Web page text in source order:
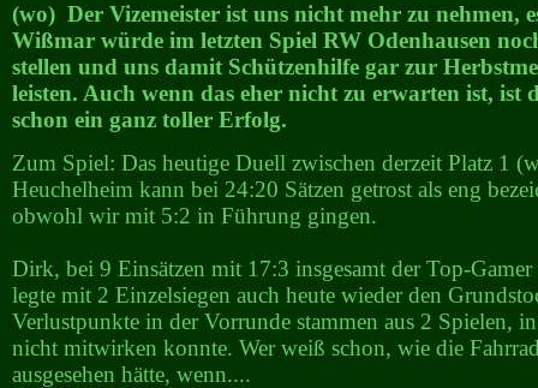
(wo) Der Vizemeister ist uns nicht mehr zu nehmen,
Wißmar würde im letzten Spiel RW Odenhausen
stellen und uns damit Schützenhilfe gar zur
leisten. Auch wenn das eher nicht zu erwarten ist, ist
schon ein ganz toller Erfolg.
Zum Spiel: Das heutige Duell zwischen derzeit Platz 1
Heuchelheim kann bei 24:20 Sätzen getrost als eng
obwohl wir mit 5:2 in Führung gingen.
Dirk, bei 9 Einsätzen mit 17:3 insgesamt der Top-
legte mit 2 Einzelsiegen auch heute wieder den
Verlustpunkte in der Vorrunde stammen aus 2 Spielen,
nicht mitwirken konnte. Wer weiß schon, wie die
ausgesehen hätte, wenn....